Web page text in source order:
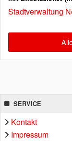
Stadtverwaltung
SERVICE
Kontakt
Impressum